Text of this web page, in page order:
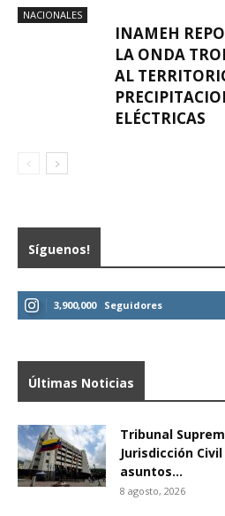
NACIONALES
INAMEH
LA ONDA
AL
ELÉCTRICAS
Síguenos!
3,900,000 Seguidores
Últimas Noticias
Tribunal
Jurisdicción
asuntos...
8 agosto, 2026